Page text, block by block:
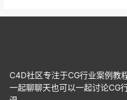
C4D社区专注于CG行业案例教
一起聊聊天也可以一起讨论CG